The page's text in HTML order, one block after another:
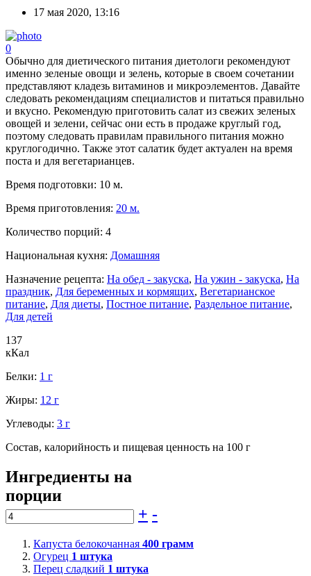
17 мая 2020, 13:16
0
Обычно для диетического питания диетологи рекомендуют
именно зеленые овощи и зелень, которые в своем сочетании
представляют кладезь витаминов и микроэлементов. Давайте
следовать рекомендациям специалистов и питаться правильно
и вкусно. Рекомендую приготовить салат из свежих зеленых
овощей и зелени, сейчас они есть в продаже круглый год,
поэтому следовать правилам правильного питания можно
круглогодично. Также этот салатик будет актуален на время
поста и для вегетарианцев.
Время подготовки: 10 м.
Время приготовления: 20 м.
Количество порций: 4
Национальная кухня: Домашняя
Назначение рецепта: На обед - закуска, На ужин - закуска, На
праздник, Для беременных и кормящих, Вегетарианское
питание, Для диеты, Постное питание, Раздельное питание,
Для детей
137
кКал
Белки: 1 г
Жиры: 12 г
Углеводы: 3 г
Состав, калорийность и пищевая ценность на 100 г
Ингредиенты на
порции
+ -
Капуста белокочанная 400 грамм
Огурец 1 штука
Перец сладкий 1 штука